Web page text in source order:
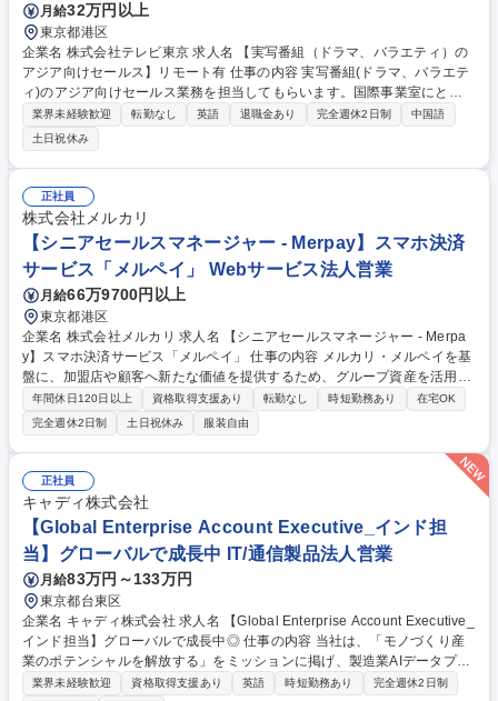
月給32万円以上
東京都港区
企業名 株式会社テレビ東京 求人名 【実写番組（ドラマ、バラエティ）の
アジア向けセールス】リモート有 仕事の内容 実写番組(ドラマ、バラエテ
ィ)のアジア向けセールス業務を担当してもらいます。国際事業室にとっ
て最重要エリアである中華圏の特性や商習慣を熟知、または海外とのやり
取りに慣れている方を歓迎します。 【詳細】■中華圏への実写番組(ドラ
マ、バラエティ)完パケセールス、フォーマットセールス、新規開拓のア
シスタントマネージャー業務。 実務経験豊富なチーフマネージャーと連携
しながら活動して頂きます。■その他エリアへのセールスの補助業務（英
文セールス資料の作成など）【背景】テレ東ならではの番組を世界、特に
重点エリアの中華圏に更に広げるための増員です。 募集職種 【実写番組
（ドラマ、バラエティ）のアジア向けセールス】リモート有
業界未経験歓迎 転勤なし 英語 退職金あり 完全週休2日制
中国語
土日祝休み
正社員
株式会社メルカリ
【シニアセールスマネージャー - Merpay】スマホ決済
サービス「メルペイ」 Webサービス法人営業
月給66万9700円以上
東京都港区
企業名 株式会社メルカリ 求人名 【シニアセールスマネージャー - Merpa
y】スマホ決済サービス「メルペイ」 仕事の内容 メルカリ・メルペイを基
盤に、加盟店や顧客へ新たな価値を提供するため、グループ資産を活用し
た企画営業チームのマネジメントを担います。 ■メルペイ加盟店開拓にお
ける営業戦略の策定および実行 ■大手企業（Enterprise）に対する、新規
開拓営業（直販）およびアライアンス交渉 ■大手企業（Enterprise）に対
する、メルペイ利用促進の施策立案 ■メンバー（メンバー6名~10名程度を
想定）のマネジメント、育成、目標設定および評価 ■プロダクト部門やマ
ーケティング部門と連携した、グループ横断的なアライアンス・加盟店Gr
owth施策の立案・推進 ■契約締結および契約条件の整理・クロージング業
務 募集職種 【シニアセールスマネージャー - Merpay】スマホ決済サービ
ス「メルペイ」
年間休日120日以上 資格取得支援あり 転勤なし 時短勤務あり
在宅OK
完全週休2日制
土日祝休み 服装自由
正社員
キャディ株式会社
【Global Enterprise Account Executive_インド担
当】グローバルで成長中 IT/通信製品法人営業
月給83万円～133万円
東京都台東区
企業名 キャディ株式会社 求人名 【Global Enterprise Account Executive_
インド担当】グローバルで成長中◎ 仕事の内容 当社は、「モノづくり産
業のポテンシャルを解放する」をミッションに掲げ、製造業AIデータプラ
ットフォーム「CADDi」を提供しています。現在は日本、アメリカ、ベト
業界未経験歓迎 資格取得支援あり 英語 時短勤務あり
完全週休2日制